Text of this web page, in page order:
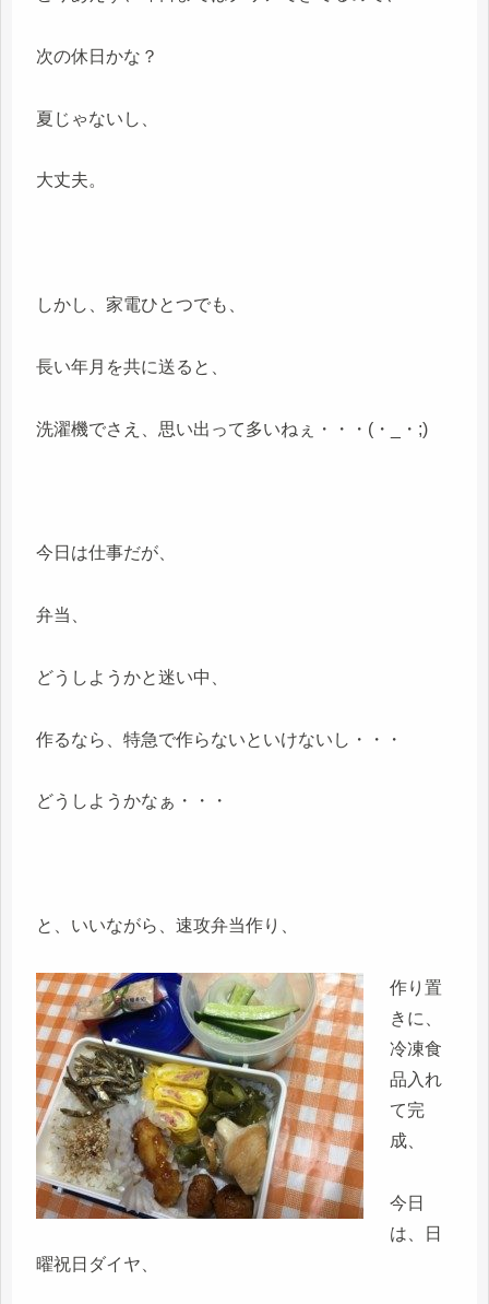
次の休日かな？
夏じゃないし、
大丈夫。
しかし、家電ひとつでも、
長い年月を共に送ると、
洗濯機でさえ、思い出って多いねぇ・・・(・_・;)
今日は仕事だが、
弁当、
どうしようかと迷い中、
作るなら、特急で作らないといけないし・・・
どうしようかなぁ・・・
と、いいながら、速攻弁当作り、
作り置
きに、
冷凍食
品入れ
て完
成、
今日
は、日
曜祝日ダイヤ、